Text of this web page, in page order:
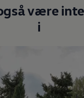
være
i